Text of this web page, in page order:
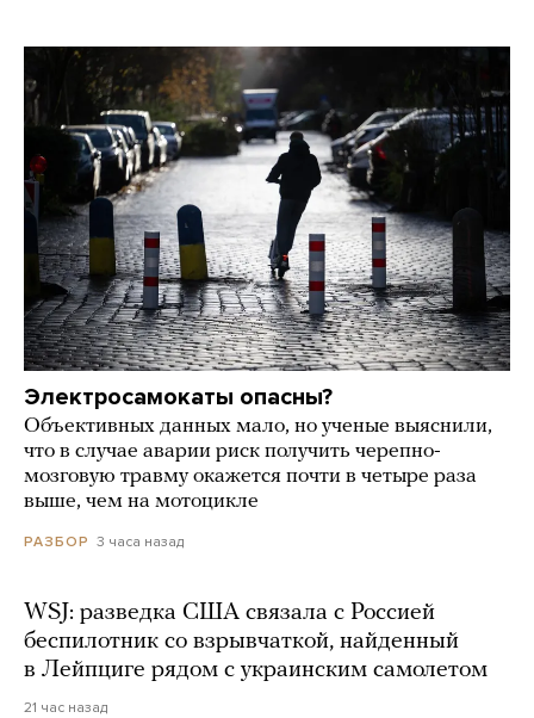
Электросамокаты опасны?
Объективных данных мало, но ученые выяснили,
что в случае аварии риск получить черепно-
мозговую травму окажется почти в четыре раза
выше, чем на мотоцикле
РАЗБОР 3 часа назад
WSJ: разведка США связала с Россией
беспилотник со взрывчаткой, найденный
в Лейпциге рядом с украинским самолетом
21 час назад